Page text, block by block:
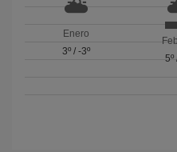
Enero
3º/ -3º
5º